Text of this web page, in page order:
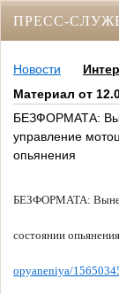
ПРЕСС-
Новости
Материал от
БЕЗФОРМАТА:
управление
опьянения
БЕЗФОРМАТА:
состоянии
opyaneniya/